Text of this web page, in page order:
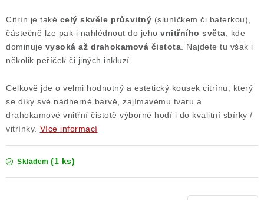
Citrín je také celý skvěle průsvitný (sluníčkem či baterkou),
částečně lze pak i nahlédnout do jeho vnitřního světa , kde
dominuje vysoká až drahokamová čistota . Najdete tu však i
několik peříček či jiných inkluzí.
Celkově jde o velmi hodnotný a estetický kousek citrínu, který
se díky své nádherné barvě, zajímavému tvaru a
drahokamové vnitřní čistotě výborně hodí i do kvalitní sbírky /
vitrínky. Více informací
Skladem (1 ks)